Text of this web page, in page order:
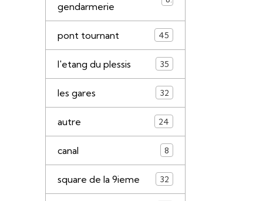
gendarmerie
pont tournant 45
l'etang du plessis 35
les gares 32
autre 24
canal 8
square de la 9ieme 32